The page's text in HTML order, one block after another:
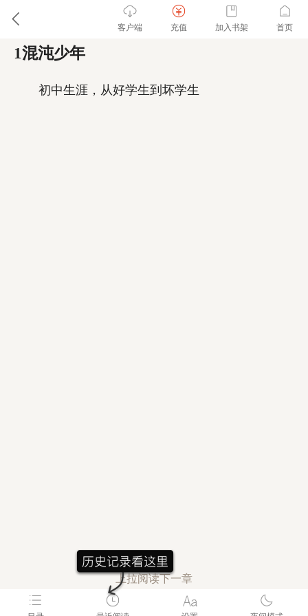
1混沌少年
初中生涯，从好学生到坏学生
上拉阅读下一章
客户端 充值 加入书架 首页